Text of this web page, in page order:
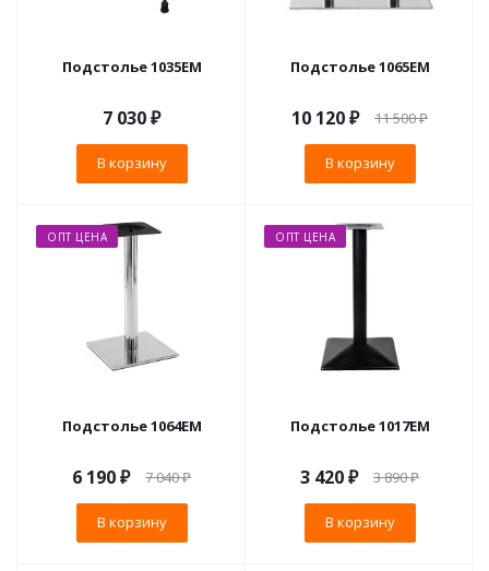
Подстолье 1035EM
7 030₽
В корзину
Подстолье 1065EM
10 120₽ 11 500₽
В корзину
ОПТ ЦЕНА
Подстолье 1064EM
6 190₽ 7 040₽
В корзину
ОПТ ЦЕНА
Подстолье 1017EM
3 420₽ 3 890₽
В корзину